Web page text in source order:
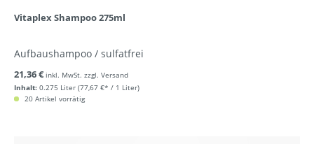
Vitaplex Shampoo 275ml
Aufbaushampoo / sulfatfrei
Inhalt: 0.275 Liter (77,67 €* / 1 Liter)
21,36 € inkl. MwSt. zzgl. Versand
20 Artikel vorrätig